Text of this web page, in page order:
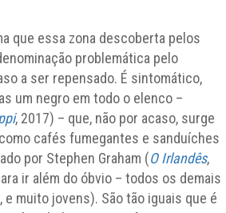
que essa zona descoberta pelos
problemática pelo
a ser repensado. É sintomático,
um negro em todo o elenco –
, 2017) – que, não por acaso, surge
cafés fumegantes e sanduíches
por Stephen Graham (O Irlandês,
ir além do óbvio – todos os demais
muito jovens). São tão iguais que é